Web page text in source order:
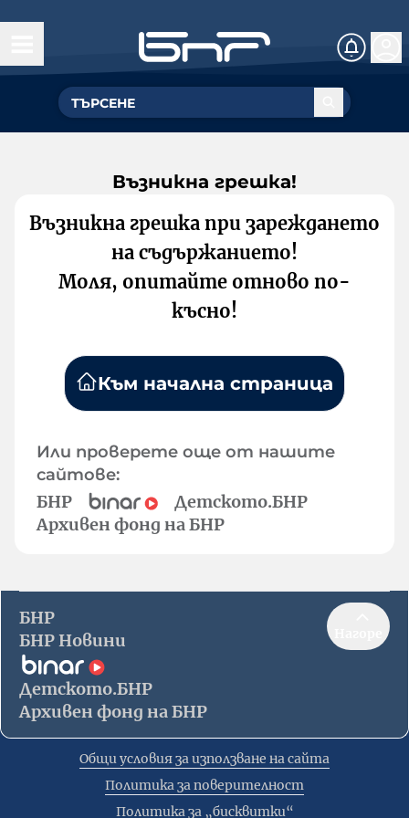
Възникна грешка!
Възникна грешка при зареждането
на съдържанието!
Моля, опитайте отново по-
късно!
Към начална страница
Или проверете още от нашите
сайтове:
БНР
Детското.БНР
Архивен фонд на БНР
БНР
БНР Новини
Детското.БНР
Архивен фонд на БНР
Общи условия за използване на сайта
Политика за поверителност
Политика за „бисквитки“